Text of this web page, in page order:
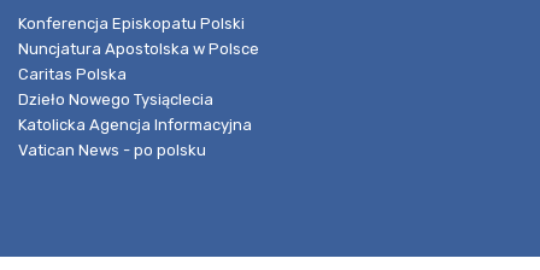
Konferencja Episkopatu Polski
Nuncjatura Apostolska w Polsce
Caritas Polska
Dzieło Nowego Tysiąclecia
Katolicka Agencja Informacyjna
Vatican News - po polsku